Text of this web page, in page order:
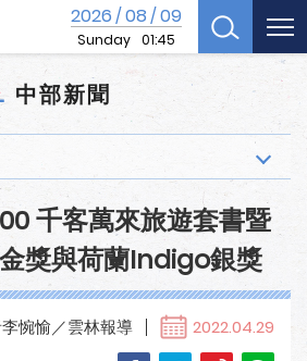
2026/08/09
Sunday 01:45
中部新聞
千客萬來旅遊套書暨
獎與荷蘭Indigo銀獎
惋愉／雲林報導 2022.04.29